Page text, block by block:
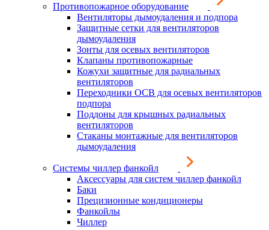
Противопожарное оборудование
Вентиляторы дымоудаления и подпора
Защитные сетки для вентиляторов
дымоудаления
Зонты для осевых вентиляторов
Клапаны противопожарные
Кожухи защитные для радиальных
вентиляторов
Переходники ОСВ для осевых вентиляторов
подпора
Поддоны для крышных радиальных
вентиляторов
Стаканы монтажные для вентиляторов
дымоудаления
Системы чиллер фанкойл
Аксессуары для систем чиллер фанкойл
Баки
Прецизионные кондиционеры
Фанкойлы
Чиллер